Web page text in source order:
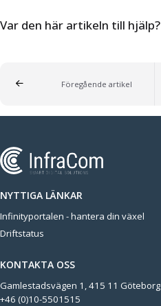
Var den här artikeln till hjälp?
Föregående artikel
NYTTIGA LÄNKAR
Infinityportalen - hantera din växel
Driftstatus
KONTAKTA OSS
Gamlestadsvägen 1, 415 11 Göteborg
+46 (0)10-5501515